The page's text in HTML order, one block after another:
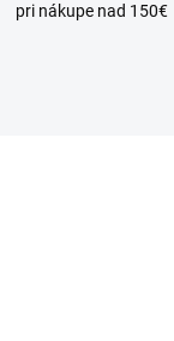
pri nákupe nad 150€